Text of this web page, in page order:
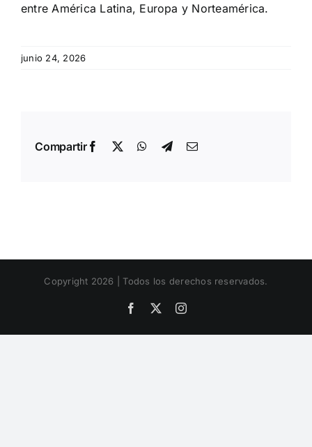
entre América Latina, Europa y Norteamérica.
junio 24, 2026
Compartir Facebook WhatsApp
TelegramEmail
Copyright 2026 | Todos los derechos reservados.
Facebook Instagram